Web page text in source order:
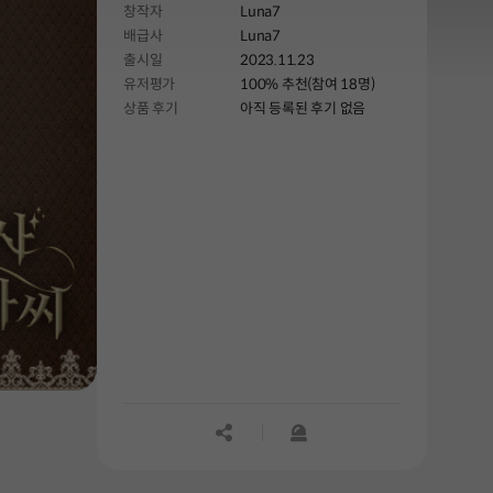
창작자
Luna7
배급사
Luna7
출시일
2023.11.23
유저평가
100% 추천(참여 18명)
상품 후기
아직 등록된 후기 없음
공유하기신고하기